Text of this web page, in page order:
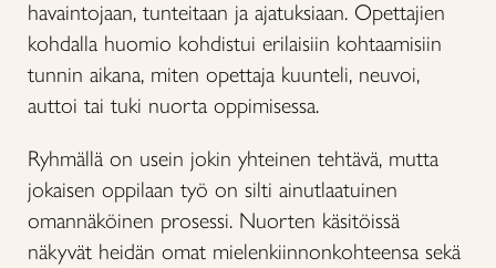
havaintojaan, tunteitaan ja ajatuksiaan. Opettajien
kohdalla huomio kohdistui erilaisiin kohtaamisiin
tunnin aikana, miten opettaja kuunteli, neuvoi,
auttoi tai tuki nuorta oppimisessa.
Ryhmällä on usein jokin yhteinen tehtävä, mutta
jokaisen oppilaan työ on silti ainutlaatuinen
omannäköinen prosessi. Nuorten käsitöissä
näkyvät heidän omat mielenkiinnonkohteensa sekä